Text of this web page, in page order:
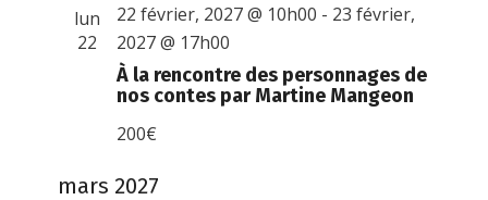
lun
22
À la rencontre des personnages de
nos contes par Martine Mangeon
22 février, 2027 @ 10h00 - 23 février,
2027 @ 17h00
200€
mars 2027